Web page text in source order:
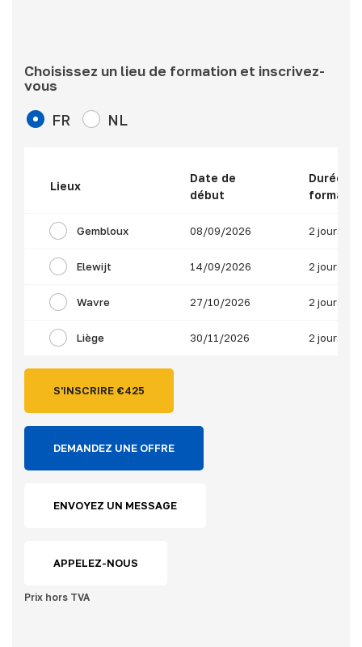
Choisissez un lieu de formation et inscrivez-
vous
FR NL
Lieux
Date de
début
Durée
Gembloux 08/09/2026 2 jours
Elewijt 14/09/2026 2 jours
Wavre 27/10/2026 2 jours
Liège 30/11/2026 2 jours
S'INSCRIRE €425
DEMANDEZ UNE OFFRE
ENVOYEZ UN MESSAGE
APPELEZ-NOUS
Prix hors TVA